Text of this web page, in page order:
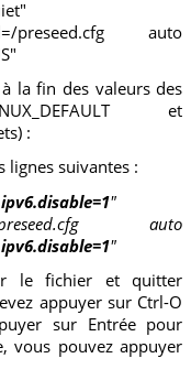
preseed.cfg auto
à la fin des valeurs des
et
:
lignes suivantes :
ipv6.disable=1"
preseed.cfg auto
ipv6.disable=1"
le fichier et quitter
appuyer sur Ctrl-O
sur Entrée pour
vous pouvez appuyer